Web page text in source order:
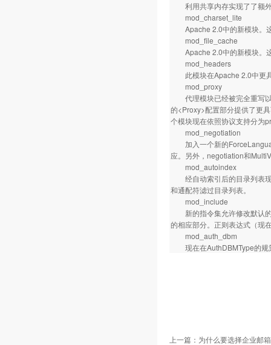
利用共享内存实现了了额
mod_charset_lite
Apache 2.0中的新模块。这
mod_file_cache
Apache 2.0中的新模块。这
mod_headers
此模块在Apache 2.0中更具
mod_proxy
代理模块已经被完全重写以
的<Proxy>配置部分提供了更
个模块现在依照协议支持分为
mod_negotiation
加入一个新的
应。另外，negotiation和
mod_autoindex
经自动索引后的目录列表现
和通配符滤过目录列表。
mod_include
新的指令集允许修改默认的
的相应部分。正则表达式（现
mod_auth_dbm
现在在AuthDBMType的规
上一篇： 为什么要选择企业邮